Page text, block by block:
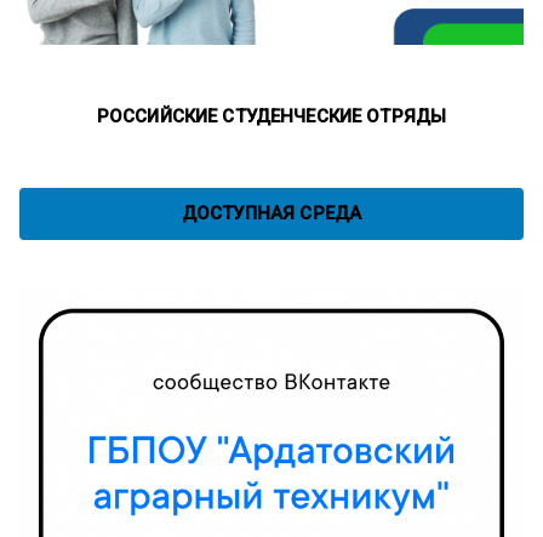
РОССИЙСКИЕ СТУДЕНЧЕСКИЕ ОТРЯДЫ
ДОСТУПНАЯ СРЕДА